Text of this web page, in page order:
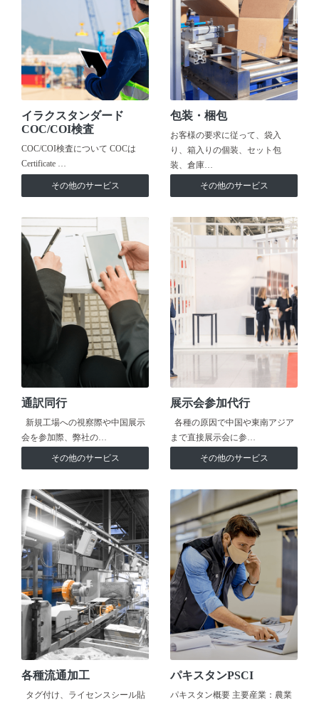
イラクスタンダード
COC/COI検査
COC/COI検査について COCは
Certificate …
その他のサービス
包装・梱包
お客様の要求に従って、袋入
り、箱入りの個装、セット包
装、倉庫…
その他のサービス
通訳同行
新規工場への視察際や中国展示
会を参加際、弊社の…
その他のサービス
展示会参加代行
各種の原因で中国や東南アジア
まで直接展示会に参…
その他のサービス
各種流通加工
タグ付け、ライセンスシール貼
パキスタンPSCI
パキスタン概要 主要産業：農業